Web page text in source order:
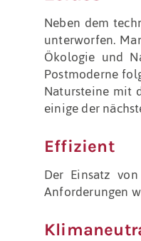
Neben dem
unterworfen.
Ökologie und
Postmoderne
Natursteine mit
einige der
Effizient
Der Einsatz
Anforderungen